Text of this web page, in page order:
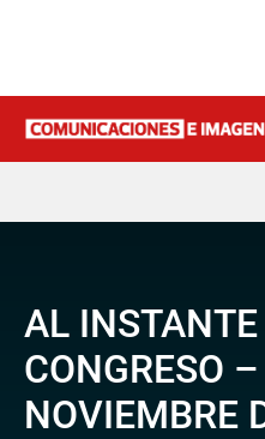
AL INSTANTE
CONGRESO
NOVIEMBRE